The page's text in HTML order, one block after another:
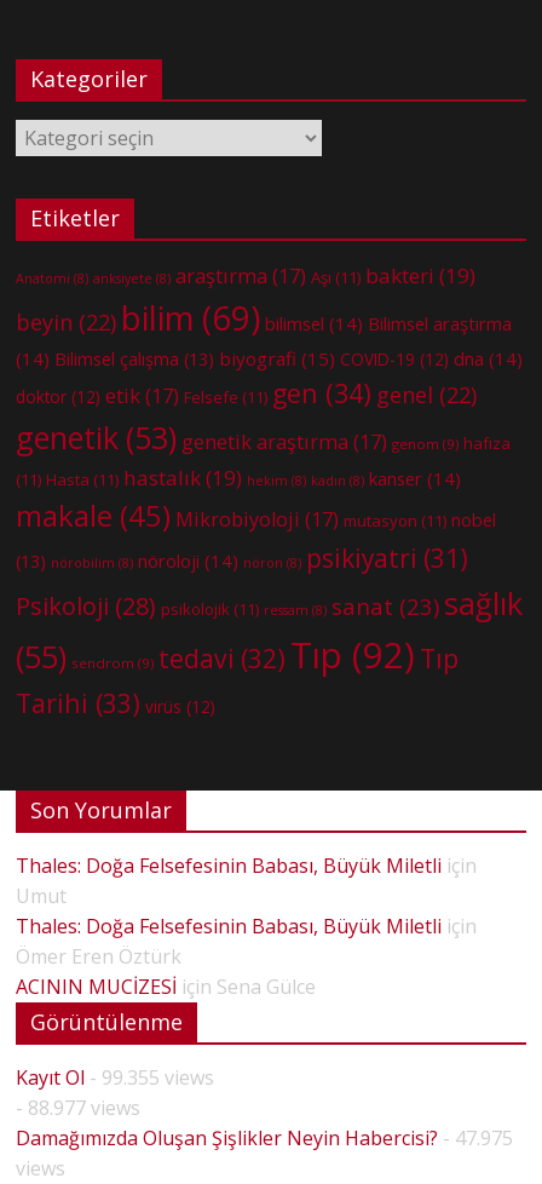
Kategoriler
Kategoriler
Etiketler
Anatomi (8) anksiyete (8) araştırma (17) Aşı (11) bakteri (19)
beyin (22) bilim (69) bilimsel (14) Bilimsel araştırma
(14) Bilimsel çalışma (13) biyografi (15) COVID-19 (12) dna (14)
doktor (12) etik(17) Felsefe (11) gen (34) genel (22)
genetik (53) genetik araştırma (17) genom (9) hafıza
(11) Hasta (11) hastalık(19) hekim (8) kadın (8) kanser (14)
makale (45) Mikrobiyoloji (17) mutasyon (11) nobel
(13) nörobilim (8) nöroloji (14) nöron (8) psikiyatri (31)
Psikoloji (28) psikolojik (11) ressam (8) sanat (23) sağlık
(55) sendrom (9) tedavi (32) Tıp (92) Tıp
Tarihi (33) virüs (12)
Son Yorumlar
Thales: Doğa Felsefesinin Babası, Büyük Miletli için
Umut
Thales: Doğa Felsefesinin Babası, Büyük Miletli için
Ömer Eren Öztürk
ACININ MUCİZESİ için Sena Gülce
Görüntülenme
Kayıt Ol - 99.355 views
- 88.977 views
Damağımızda Oluşan Şişlikler Neyin Habercisi? - 47.975
views